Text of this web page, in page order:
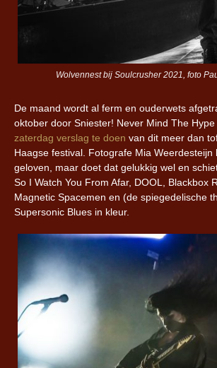
Wolvennest bij Soulcrusher 2021, foto
De maand wordt al ferm en ouderwets
oktober door Sniester! Never Mind The Hype
zaterdag verslag te doen van dit meer dan
Haagse festival. Fotografe Mia Weerdesteijn
geloven, maar doet dat gelukkig wel en
So I Watch You From Afar, DOOL, Blackbox
Magnetic Spacemen en (de spiegedelische
Supersonic Blues in kleur.